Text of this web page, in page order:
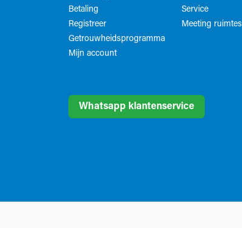
Betaling
Registreer
Getrouwheidsprogramma
Mijn account
Service
Meeting ruimtes
Whatsapp klantenservice